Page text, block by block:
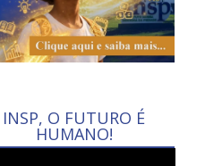
INSP, O FUTURO É
HUMANO!